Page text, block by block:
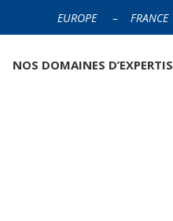
EUROPE– FRANCE
NOS DOMAINES